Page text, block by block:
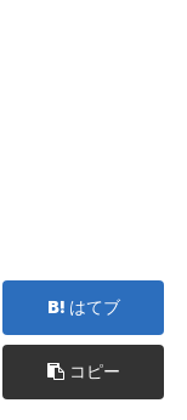
はてブ
コピー